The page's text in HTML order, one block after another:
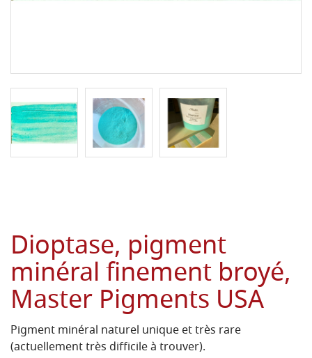
Dioptase, pigment
minéral finement broyé,
Master Pigments USA
Pigment minéral naturel unique et très rare
(actuellement très difficile à trouver).